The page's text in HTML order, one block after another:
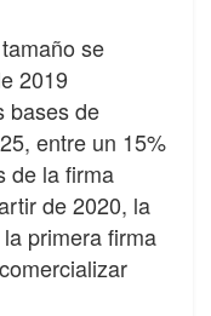
se
2019
bases de
entre un 15%
de la firma
de 2020, la
primera firma